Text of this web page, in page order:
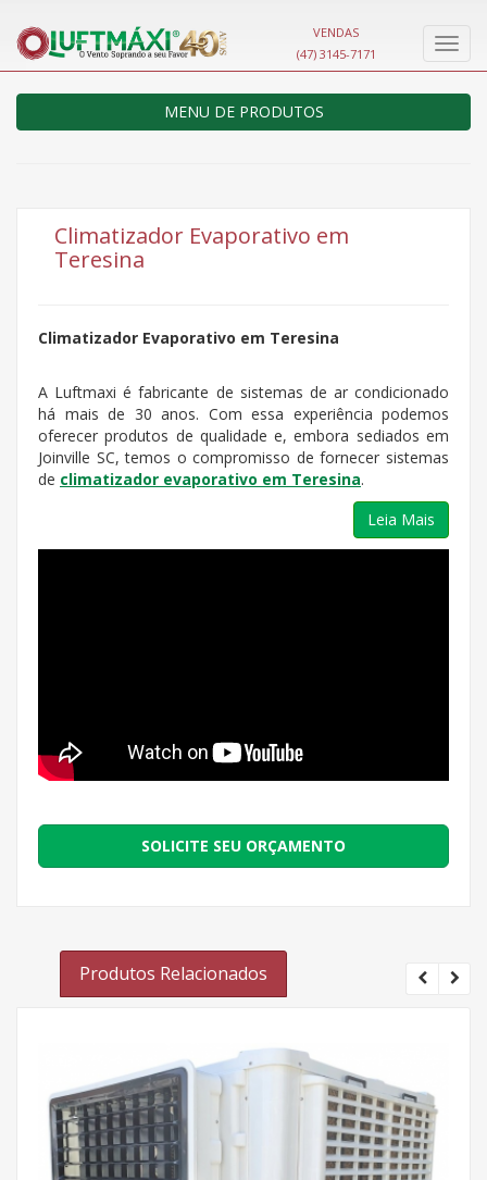
VENDAS
(47) 3145-7171
MENU DE PRODUTOS
Climatizador Evaporativo em
Teresina
Climatizador Evaporativo em Teresina
A Luftmaxi é fabricante de sistemas de ar condicionado
há mais de 30 anos. Com essa experiência podemos
oferecer produtos de qualidade e, embora sediados em
Joinville SC, temos o compromisso de fornecer sistemas
de climatizador evaporativo em Teresina.
Leia Mais
SOLICITE SEU ORÇAMENTO
Produtos Relacionados